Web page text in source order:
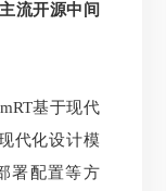
流开源中间
基于现代
代化设计模
署配置等方